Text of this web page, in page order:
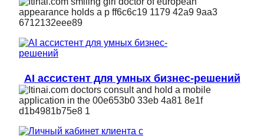
AI ассистент для умных бизнес-решений